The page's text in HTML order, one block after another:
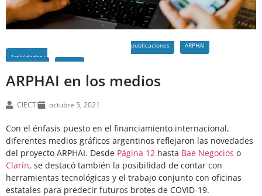
Actividades y
publicaciones ARPHAI
ARPHAI en los medios
CIECTI octubre 5, 2021
Con el énfasis puesto en el financiamiento internacional,
diferentes medios gráficos argentinos reflejaron las novedades
del proyecto ARPHAI. Desde Página 12 hasta Bae Negocios o
Clarín, se destacó también la posibilidad de contar con
herramientas tecnológicas y el trabajo conjunto con oficinas
estatales para predecir futuros brotes de COVID-19.